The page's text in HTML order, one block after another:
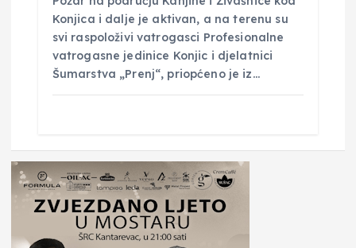
Konjica i dalje je aktivan, a na terenu su
svi raspoloživi vatrogasci Profesionalne
vatrogasne jedinice Konjic i djelatnici
Šumarstva „Prenj“, priopćeno je iz…